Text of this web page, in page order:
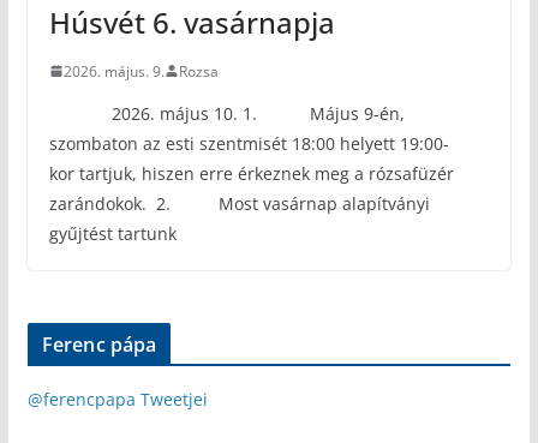
Húsvét 6. vasárnapja
2026. május. 9. Rozsa
2026. május 10. 1. Május 9-én,
szombaton az esti szentmisét 18:00 helyett 19:00-
kor tartjuk, hiszen erre érkeznek meg a rózsafüzér
zarándokok. 2. Most vasárnap alapítványi
gyűjtést tartunk
Ferenc pápa
@ferencpapa Tweetjei